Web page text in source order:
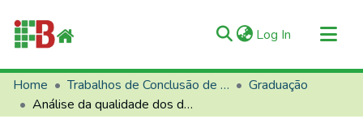
Log In (current)
Communities & Collections
All of RIIFB
Home Trabalhos de Conclusão de Curso (TCCs)
Graduação
Análise da qualidade dos dados do Sistema Nacional de Informações da Educação Profissional e Tecnológica do Instituto Federal de Brasília